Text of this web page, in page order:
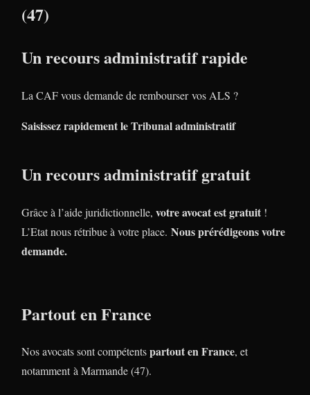
(47)
Un recours administratif rapide
La CAF vous demande de rembourser vos ALS ?
Saisissez rapidement le Tribunal administratif
Un recours administratif gratuit
Grâce à l’aide juridictionnelle, votre avocat est gratuit !
L’Etat nous rétribue à votre place. Nous prérédigeons votre
demande.
Partout en France
Nos avocats sont compétentspartout en France, et
notamment à Marmande (47).